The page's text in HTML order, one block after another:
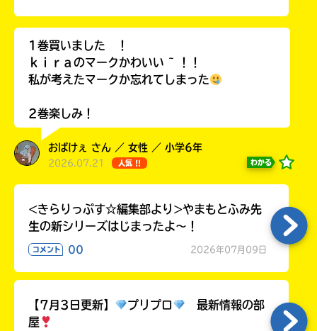
1巻買いました ！
ｋｉｒａのマークかわいい ~ ！！
私が考えたマークか忘れてしまった
2巻楽しみ！
おばけぇ さん ／ 女性 ／ 小学6年
2026.07.21 人気 !! わかる
<きらりっぷす☆編集部より>やまもとふみ先
生の新シリーズはじまったよ～！
コメント 00 2026年07月09日
【7月3日更新】 プリプロ
最新情報の部
屋